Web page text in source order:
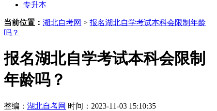
专升本
当前位置： 湖北自考网 > 报名湖北自学考试本科会限制年龄
吗？
报名湖北自学考试本科会限制
年龄吗？
整编： 湖北自考网 时间：2023-11-03 15:10:35